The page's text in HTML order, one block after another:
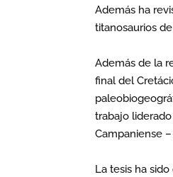
Además ha
titanosaurios
Además de la
final del
trabajo
Campaniense
La tesis ha